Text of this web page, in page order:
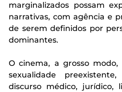
marginalizados possam
narrativas, com agência e
de serem definidos por
dominantes.
O cinema, a grosso
sexualidade
discurso médico, jurídico,